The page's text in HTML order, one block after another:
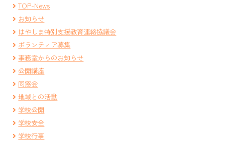
TOP-News
お知らせ
はやしま特別支援教育連絡協議会
ボランティア募集
事務室からのお知らせ
公開講座
同窓会
地域との活動
学校公開
学校安全
学校行事